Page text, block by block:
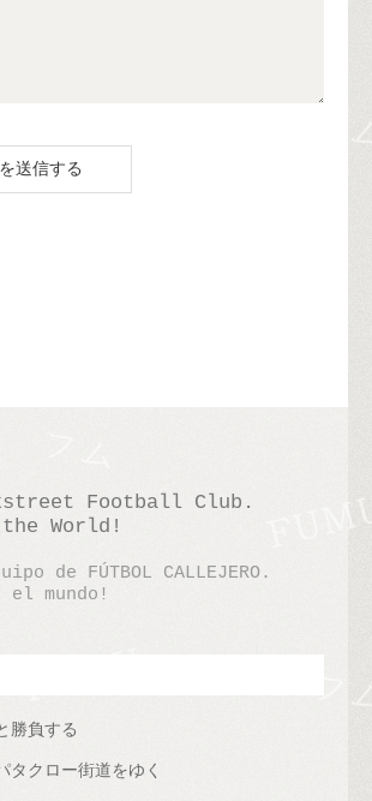
Football Club.
the World!
de FÚTBOL CALLEJERO.
el mundo!
勝負する
クロー街道をゆく